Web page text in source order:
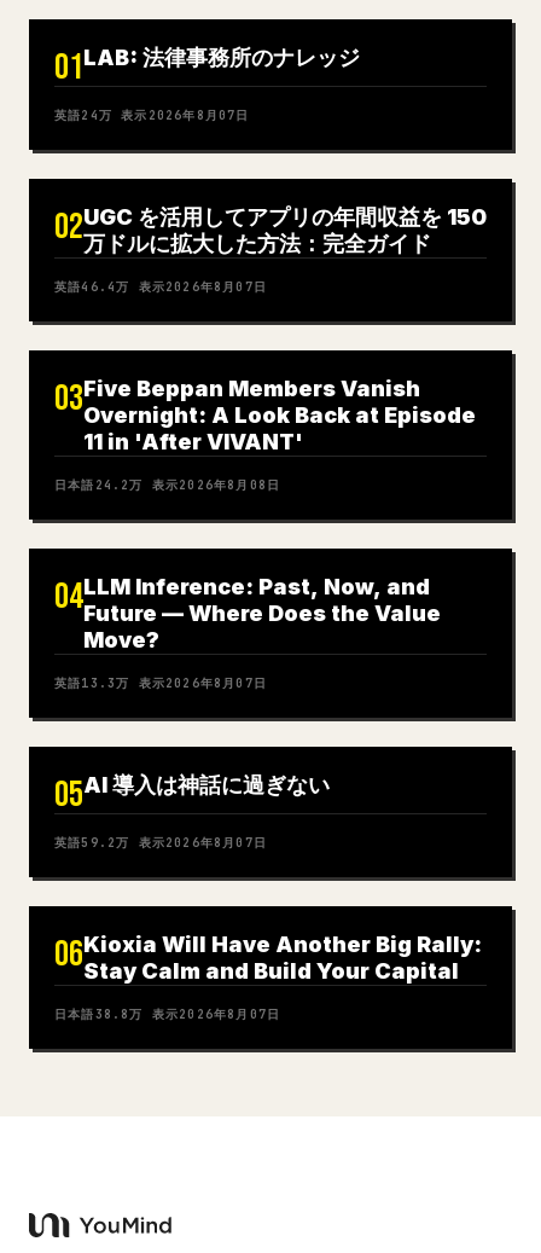
01LAB: 法律事務所のナレッジ
英語24万 表示 2026年8月07日
02UGC を活用してアプリの年間収益を 150
万ドルに拡大した方法：完全ガイド
英語46.4万 表示2026年8月07日
03Five Beppan Members Vanish
Overnight: A Look Back at Episode
11 in 'After VIVANT'
日本語 24.2万 表示2026年8月08日
04LLM Inference: Past, Now, and
Future — Where Does the Value
Move?
英語13.3万 表示2026年8月07日
05AI 導入は神話に過ぎない
英語59.2万 表示2026年8月07日
06Kioxia Will Have Another Big Rally:
Stay Calm and Build Your Capital
日本語38.8万 表示2026年8月07日